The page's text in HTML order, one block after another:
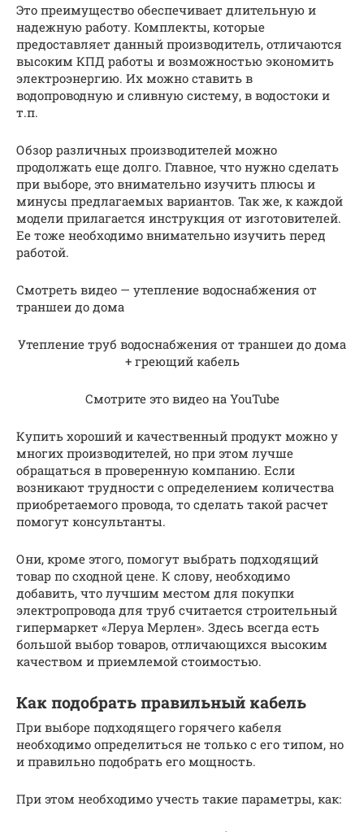
Это преимущество обеспечивает длительную и
надежную работу. Комплекты, которые
предоставляет данный производитель, отличаются
высоким КПД работы и возможностью экономить
электроэнергию. Их можно ставить в
водопроводную и сливную систему, в водостоки и
т.п.
Обзор различных производителей можно
продолжать еще долго. Главное, что нужно сделать
при выборе, это внимательно изучить плюсы и
минусы предлагаемых вариантов. Так же, к каждой
модели прилагается инструкция от изготовителей.
Ее тоже необходимо внимательно изучить перед
работой.
Смотреть видео — утепление водоснабжения от
траншеи до дома
Утепление труб водоснабжения от траншеи до дома
+ греющий кабель
Смотрите это видео на YouTube
Купить хороший и качественный продукт можно у
многих производителей, но при этом лучше
обращаться в проверенную компанию. Если
возникают трудности с определением количества
приобретаемого провода, то сделать такой расчет
помогут консультанты.
Они, кроме этого, помогут выбрать подходящий
товар по сходной цене. К слову, необходимо
добавить, что лучшим местом для покупки
электропровода для труб считается строительный
гипермаркет «Леруа Мерлен». Здесь всегда есть
большой выбор товаров, отличающихся высоким
качеством и приемлемой стоимостью.
Как подобрать правильный кабель
При выборе подходящего горячего кабеля
необходимо определиться не только с его типом, но
и правильно подобрать его мощность.
При этом необходимо учесть такие параметры, как: